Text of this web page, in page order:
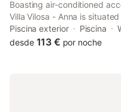
Boasting air-conditioned
Villa Vilosa - Anna is
access to a patio, darts,
Piscina exterior Piscina
desde 113 € por noche